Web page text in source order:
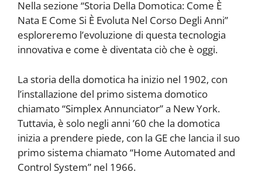
Nella sezione “Storia Della Domotica: Come È
Nata E Come Si È Evoluta Nel Corso Degli Anni”
esploreremo l’evoluzione di questa tecnologia
innovativa e come è diventata ciò che è oggi.
La storia della domotica ha inizio nel 1902, con
l’installazione del primo sistema domotico
chiamato “Simplex Annunciator” a New York.
Tuttavia, è solo negli anni ’60 che la domotica
inizia a prendere piede, con la GE che lancia il suo
primo sistema chiamato “Home Automated and
Control System” nel 1966.